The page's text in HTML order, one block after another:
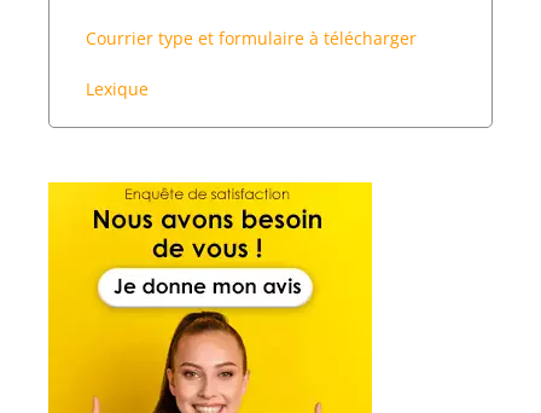
Courrier type et formulaire à télécharger
Lexique